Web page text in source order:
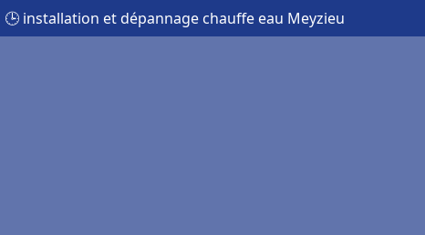
🕒 installation et dépannage chauffe eau Meyzieu